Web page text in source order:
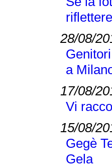
28/08/
a
17/08/
Vi
15/08/
Gegè
Gela